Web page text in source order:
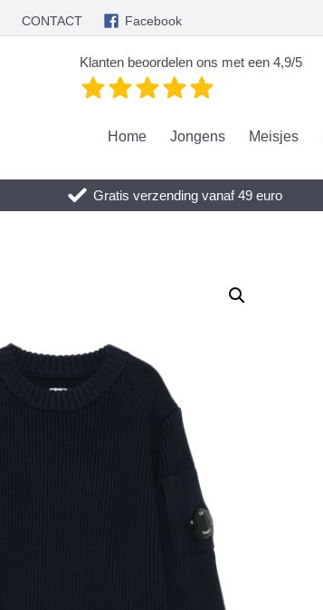
CONTACT Facebook
Klanten beoordelen ons met een 4,9/5
Home Jongens Meisjes
Gratis verzending vanaf 49 euro